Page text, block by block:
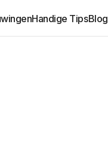
Handige TipsBlog